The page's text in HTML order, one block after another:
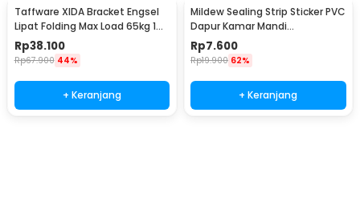
Taffware XIDA Bracket Engsel
Lipat Folding Max Load 65kg 14
Inch 2 PCS - JM007
Rp38.100
Rp67.900 44%
+ Keranjang
Mildew Sealing Strip Sticker PVC
Dapur Kamar Mandi
3.7cmx3.2M
Rp7.600
Rp19.900 62%
+ Keranjang